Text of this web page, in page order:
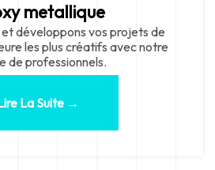
metallique
et développons vos projets de
les plus créatifs avec notre
de professionnels.
La Suite →